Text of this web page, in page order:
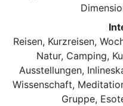
Reisen, Kurzreisen,
Natur, Camping,
Ausstellungen,
Wissenschaft,
Gruppe,